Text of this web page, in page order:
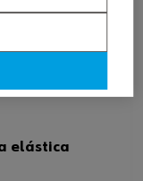
elástica